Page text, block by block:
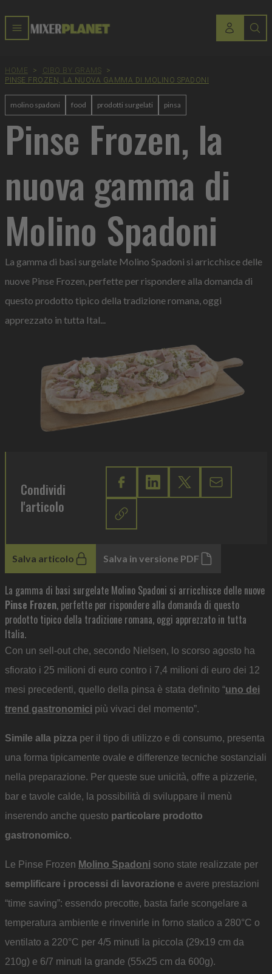
HOME > CIBO BY GRAMS
>
PINSE FROZEN, LA NUOVA GAMMA DI MOLINO SPADONI
molino spadoni food prodotti surgelati pinsa
Pinse Frozen, la
nuova gamma di
Molino Spadoni
La gamma di basi surgelate Molino Spadoni si arricchisce delle
nuove Pinse Frozen, perfette per rispondere alla domanda di
questo prodotto tipico della tradizione romana, oggi
apprezzato in tutta Ital...
Condividi
l'articolo
Salva articolo Salva in versione PDF
La gamma di basi surgelate Molino Spadoni si arricchisce delle nuove
Pinse Frozen, perfette per rispondere alla domanda di questo
prodotto tipico della tradizione romana, oggi apprezzato in tutta
Italia.
Con un sell-out che, secondo Nielsen, lo scorso agosto ha
sfiorato i 25 milioni di euro contro i 7,4 milioni di euro dei 12
mesi precedenti, quello della pinsa è stata definito “uno dei
trend gastronomici più vivaci del momento”.
Simile alla pizza per il tipo di utilizzo e di consumo, presenta
una forma tipicamente ovale e differenze tecniche sostanziali
nella preparazione. Per queste sue unicità, offre a pizzerie,
bar e tavole calde, la possibilità di sviluppare il menù
inserendo anche questo particolare prodotto
gastronomico.
Le Pinse Frozen Molino Spadoni sono state realizzate per
semplificare i processi di lavorazione e avere prestazioni
“time saving”: essendo precotte, basta farle scongelare a
temperatura ambiente e rinvenirle in forno statico a 280°C o
ventilato a 220°C per 4/5 minuti la piccola (29x19 cm da
210g) e 6/7 minuti la grande (55x25 cm da 600g).